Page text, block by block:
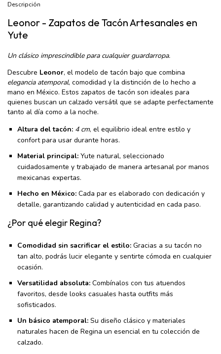
Descripción
Leonor - Zapatos de Tacón Artesanales en
Yute
Un clásico imprescindible para cualquier guardarropa.
Descubre Leonor, el modelo de tacón bajo que combina
elegancia atemporal, comodidad y la distinción de lo hecho a
mano en México. Estos zapatos de tacón son ideales para
quienes buscan un calzado versátil que se adapte perfectamente
tanto al día como a la noche.
Altura del tacón: 4 cm, el equilibrio ideal entre estilo y
confort para usar durante horas.
Material principal: Yute natural, seleccionado
cuidadosamente y trabajado de manera artesanal por manos
mexicanas expertas.
Hecho en México: Cada par es elaborado con dedicación y
detalle, garantizando calidad y autenticidad en cada paso.
¿Por qué elegir Regina?
Comodidad sin sacrificar el estilo: Gracias a su tacón no
tan alto, podrás lucir elegante y sentirte cómoda en cualquier
ocasión.
Versatilidad absoluta: Combínalos con tus atuendos
favoritos, desde looks casuales hasta outfits más
sofisticados.
Un básico atemporal: Su diseño clásico y materiales
naturales hacen de Regina un esencial en tu colección de
calzado.